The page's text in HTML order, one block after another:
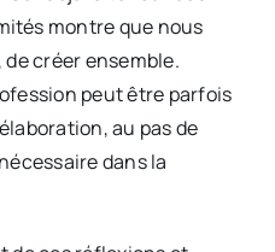
montre que nous
créer ensemble.
peut être parfois
au pas de
dans la